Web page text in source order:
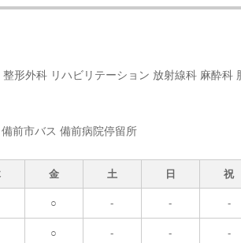
形外科 リハビリテーション 放射線科 麻酔科
前市バス 備前病院停留所
金 土 日 祝
○ - - -
○ - - -